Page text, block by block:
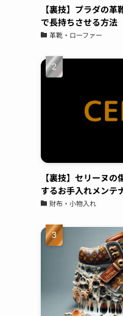
り、好き
ていたの
話したら
感謝です
購入した
小峯一明
05:43 05
なんで汚
頂き、夕
そこから
ならない
いの買っ
Shochan
00:07 29
【裏技】プラダの
で長持ちさせる方法
革靴・ローファー
【裏技】セリーヌ
するお手入れメンテ
財布・小物入れ